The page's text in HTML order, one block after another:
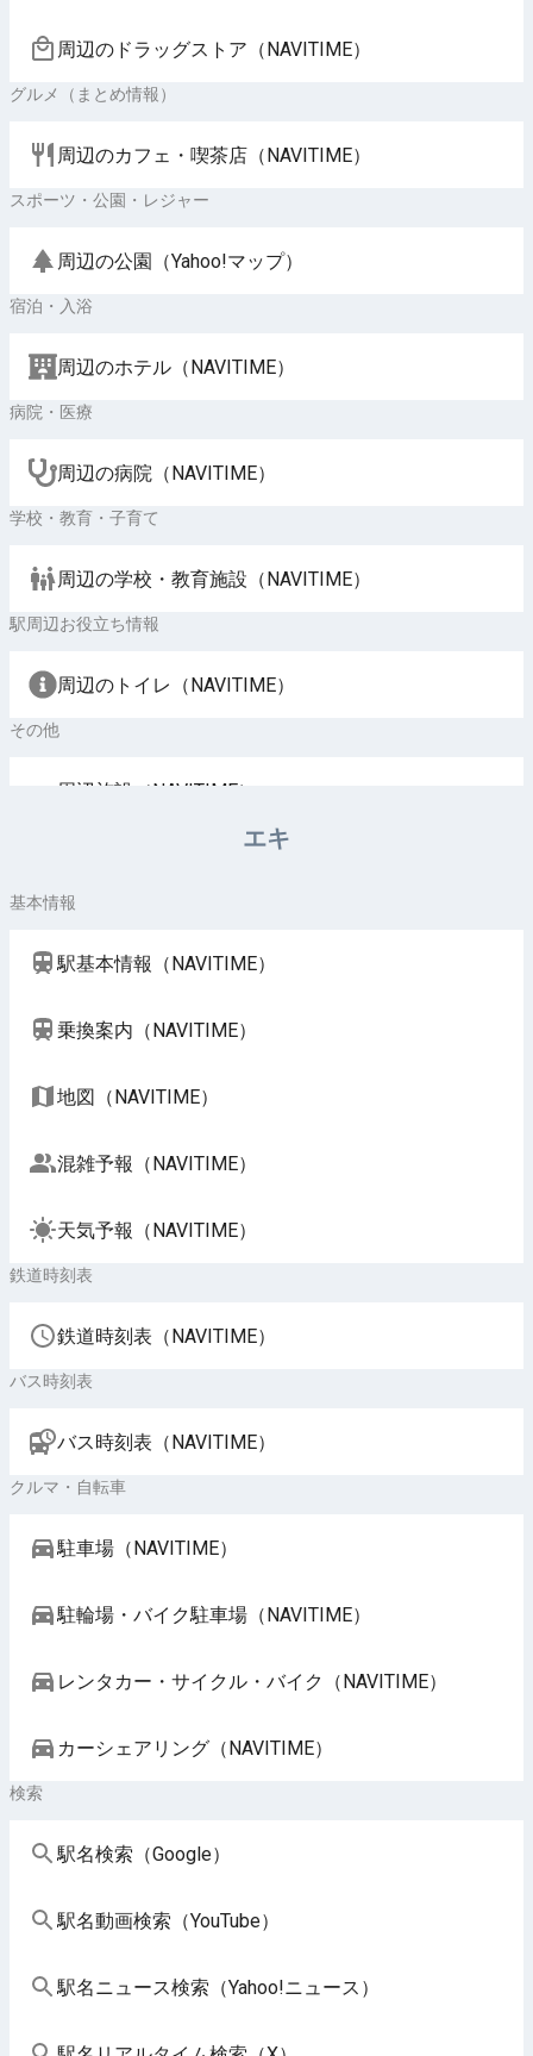
周辺のドラッグストア（NAVITIME）
グルメ（まとめ情報）
周辺のカフェ・喫茶店（NAVITIME）
スポーツ・公園・レジャー
周辺の公園（Yahoo!マップ）
宿泊・入浴
周辺のホテル（NAVITIME）
病院・医療
周辺の病院（NAVITIME）
学校・教育・子育て
周辺の学校・教育施設（NAVITIME）
駅周辺お役立ち情報
周辺のトイレ（NAVITIME）
その他
周辺施設（NAVITIME）
エキ
基本情報
駅基本情報（NAVITIME）
乗換案内（NAVITIME）
地図（NAVITIME）
混雑予報（NAVITIME）
天気予報（NAVITIME）
鉄道時刻表
鉄道時刻表（NAVITIME）
バス時刻表
バス時刻表（NAVITIME）
クルマ・自転車
駐車場（NAVITIME）
駐輪場・バイク駐車場（NAVITIME）
レンタカー・サイクル・バイク（NAVITIME）
カーシェアリング（NAVITIME）
検索
駅名検索（Google）
駅名動画検索（YouTube）
駅名ニュース検索（Yahoo!ニュース）